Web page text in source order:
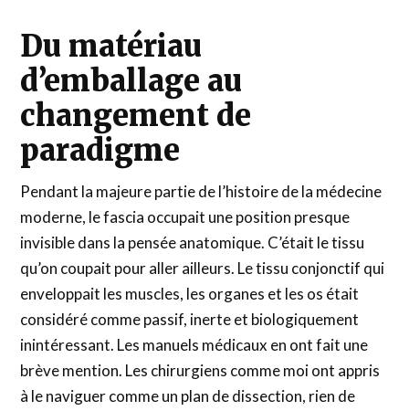
Du matériau
d’emballage au
changement de
paradigme
Pendant la majeure partie de l’histoire de la médecine
moderne, le fascia occupait une position presque
invisible dans la pensée anatomique. C’était le tissu
qu’on coupait pour aller ailleurs. Le tissu conjonctif qui
enveloppait les muscles, les organes et les os était
considéré comme passif, inerte et biologiquement
inintéressant. Les manuels médicaux en ont fait une
brève mention. Les chirurgiens comme moi ont appris
à le naviguer comme un plan de dissection, rien de